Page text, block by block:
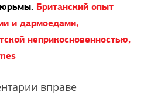
Британский опыт
и дармоедами,
неприкосновенностью,
вправе